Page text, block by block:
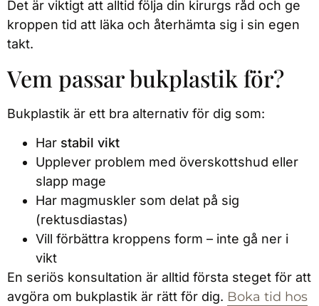
Det är viktigt att alltid följa din kirurgs råd och ge
kroppen tid att läka och återhämta sig i sin egen
takt.
Vem passar bukplastik för?
Bukplastik är ett bra alternativ för dig som:
Har stabil vikt
Upplever problem med överskottshud eller
slapp mage
Har magmuskler som delat på sig
(rektusdiastas)
Vill förbättra kroppens form – inte gå ner i
vikt
En seriös konsultation är alltid första steget för att
avgöra om bukplastik är rätt för dig. Boka tid hos